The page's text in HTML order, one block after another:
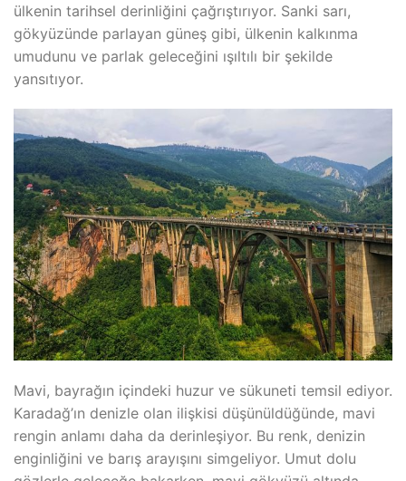
ülkenin tarihsel derinliğini çağrıştırıyor. Sanki sarı,
gökyüzünde parlayan güneş gibi, ülkenin kalkınma
umudunu ve parlak geleceğini ışıltılı bir şekilde
yansıtıyor.
Mavi, bayrağın içindeki huzur ve sükuneti temsil ediyor.
Karadağ’ın denizle olan ilişkisi düşünüldüğünde, mavi
rengin anlamı daha da derinleşiyor. Bu renk, denizin
enginliğini ve barış arayışını simgeliyor. Umut dolu